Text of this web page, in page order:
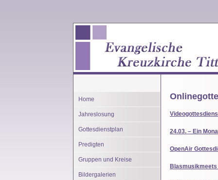
Home
Jahreslosung
Gottesdienstplan
Predigten
Gruppen und Kreise
Bildergalerien
24.03. – Ein
OpenAir